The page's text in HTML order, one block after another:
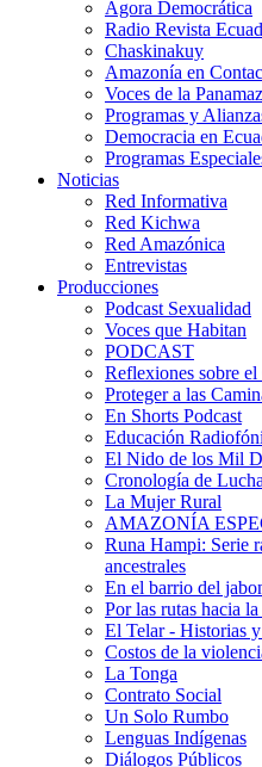
Ágora Democrática
Radio Revista
Chaskinakuy
Amazonía en
Voces de la
Programas y
Democracia en
Programas
Noticias
Red Informativa
Red Kichwa
Red Amazónica
Entrevistas
Producciones
Podcast Sexualidad
Voces que Habitan
PODCAST
Reflexiones sobre
Proteger a las
En Shorts Podcast
Educación
El Nido de los Mil
Cronología de
La Mujer Rural
AMAZONÍA
Runa Hampi: Serie
ancestrales
En el barrio del
Por las rutas hacia
El Telar - Historias
Costos de la
La Tonga
Contrato Social
Un Solo Rumbo
Lenguas Indígenas
Diálogos Públicos